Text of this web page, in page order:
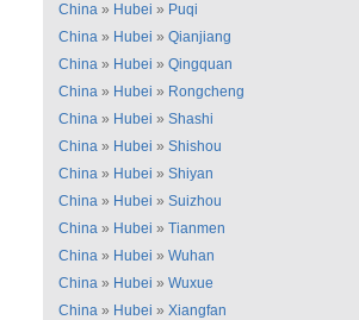
China » Hubei » Puqi
China » Hubei » Qianjiang
China » Hubei » Qingquan
China » Hubei » Rongcheng
China » Hubei » Shashi
China » Hubei » Shishou
China » Hubei » Shiyan
China » Hubei » Suizhou
China » Hubei » Tianmen
China » Hubei » Wuhan
China » Hubei » Wuxue
China » Hubei » Xiangfan